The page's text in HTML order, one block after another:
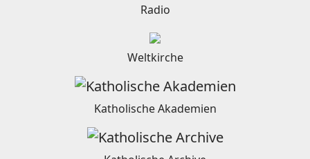
Radio
Weltkirche
Katholische Akademien